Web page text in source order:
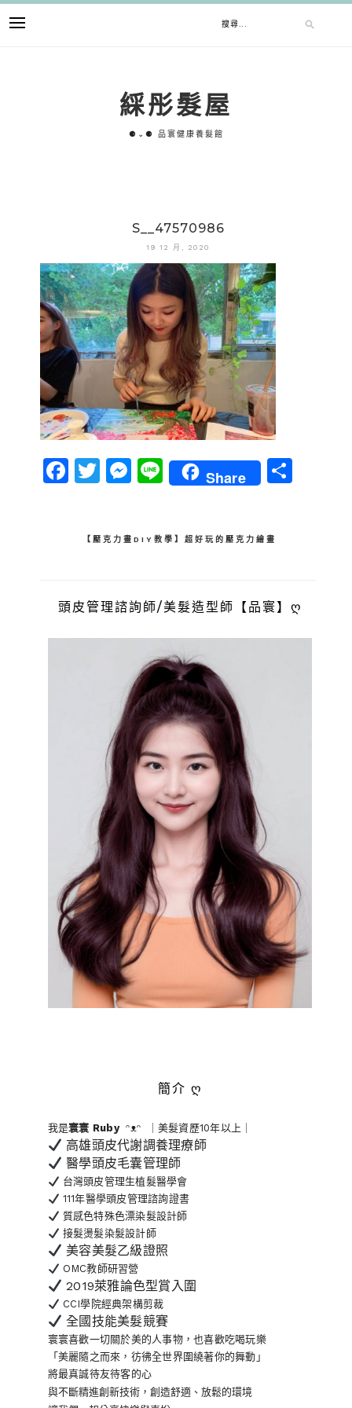
關
綵彤髮屋
⚈⌄⚈ 品寰健康養髮館
S__47570986
19 12 月, 2020
Facebook
Twitter
Messenger
LineShare
分
【壓克力畫DIY教學】超好玩的壓克力繪畫
頭皮管理諮詢師/美髮造型師【品寰】ღ
簡介 ღ
我是寰寰 Rubyᵔᴥᵔ ｜美髮資歷10年以上｜
高雄頭皮代謝調養理療師
醫學頭皮毛囊管理師
台灣頭皮管理生植髮醫學會
111年醫學頭皮管理諮詢證書
質感色特殊色漂染髮設計師
接髮燙髮染髮設計師
美容美髮乙級證照
OMC教師研習營
2019萊雅論色型賞入圍
CCI學院經典架構剪裁
全國技能美髮競賽
寰寰喜歡一切關於美的人事物，也喜歡吃喝玩樂
「美麗隨之而來，彷彿全世界圍繞著你的舞動」
將最真誠待友待客的心
與不斷精進創新技術，創造舒適、放鬆的環境